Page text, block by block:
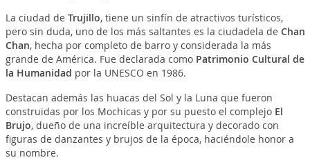
La ciudad de Trujillo, tiene un sinfín de atractivos turísticos,
pero sin duda, uno de los más saltantes es la ciudadela de Chan
Chan, hecha por completo de barro y considerada la más
grande de América. Fue declarada como Patrimonio Cultural de
la Humanidad por la UNESCO en 1986.
Destacan además las huacas del Sol y la Luna que fueron
construidas por los Mochicas y por su puesto el complejo El
Brujo, dueño de una increíble arquitectura y decorado con
figuras de danzantes y brujos de la época, haciéndole honor a
su nombre.